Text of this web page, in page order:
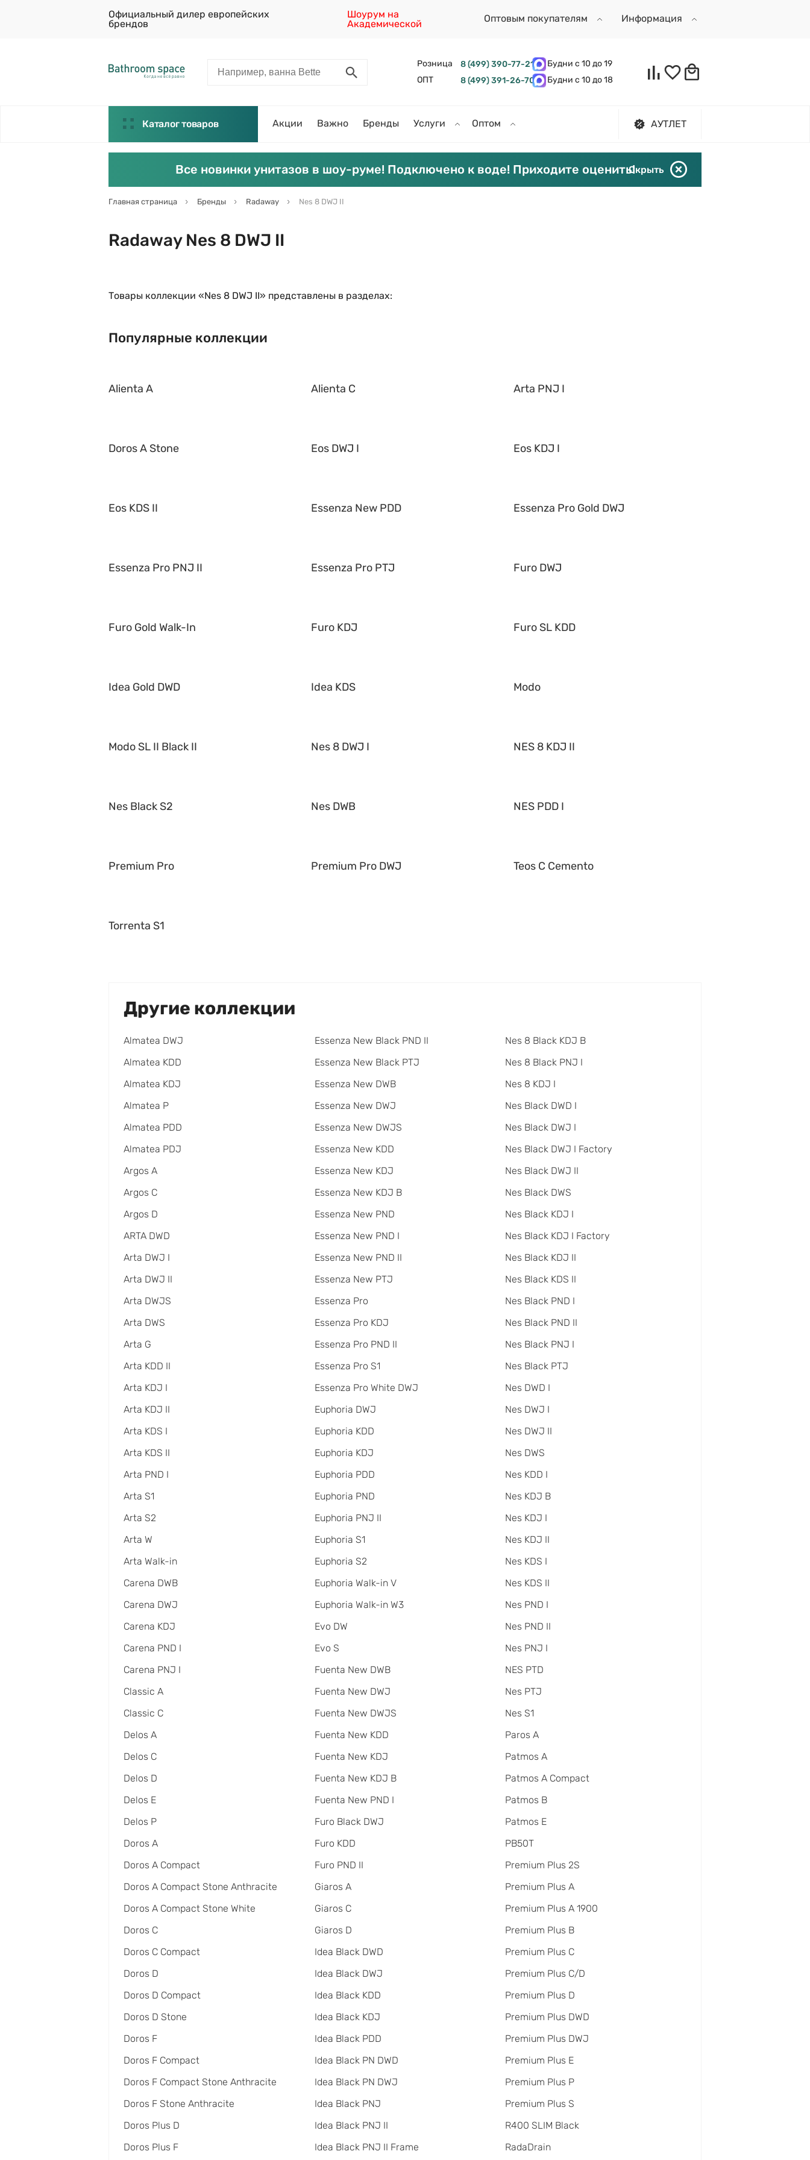
Официальный дилер европейских
брендов
Шоурум на
Академической
Оптовым покупателям Информация
Розница 8 (499) 390-77-21
Будни с 10 до 19
ОПТ
8 (499) 391-26-70 Будни с 10 до 18
Каталог товаров Акции Важно Бренды Услуги Оптом АУТЛЕТ
Все новинки унитазов в шоу-руме! Подключено к воде! Приходите оценить!Скрыть
Главная страница Бренды Radaway Nes 8 DWJ II
Radaway Nes 8 DWJ II
Товары коллекции «Nes 8 DWJ II» представлены в разделах:
Популярные коллекции
Alienta A Alienta C Arta PNJ I
Doros A Stone Eos DWJ I Eos KDJ I
Eos KDS II Essenza New PDD Essenza Pro Gold DWJ
Essenza Pro PNJ II Essenza Pro PTJ Furo DWJ
Furo Gold Walk-In Furo KDJ Furo SL KDD
Idea Gold DWD Idea KDS Modo
Modo SL II Black II Nes 8 DWJ I NES 8 KDJ II
Nes Black S2 Nes DWB NES PDD I
Premium Pro Premium Pro DWJ Teos C Cemento
Torrenta S1
Другие коллекции
Almatea DWJ
Almatea KDD
Almatea KDJ
Almatea P
Almatea PDD
Almatea PDJ
Argos A
Argos C
Argos D
ARTA DWD
Arta DWJ I
Arta DWJ II
Arta DWJS
Arta DWS
Arta G
Arta KDD II
Arta KDJ I
Arta KDJ II
Arta KDS I
Arta KDS II
Arta PND I
Arta S1
Arta S2
Arta W
Arta Walk-in
Carena DWB
Carena DWJ
Carena KDJ
Carena PND I
Carena PNJ I
Classic A
Classic C
Delos A
Delos C
Delos D
Delos E
Delos P
Doros A
Doros A Compact
Doros A Compact Stone Anthracite
Doros A Compact Stone White
Doros C
Doros C Compact
Doros D
Doros D Compact
Doros D Stone
Doros F
Doros F Compact
Doros F Compact Stone Anthracite
Doros F Stone Anthracite
Doros Plus D
Doros Plus F
Essenza New Black PND II
Essenza New Black PTJ
Essenza New DWB
Essenza New DWJ
Essenza New DWJS
Essenza New KDD
Essenza New KDJ
Essenza New KDJ B
Essenza New PND
Essenza New PND I
Essenza New PND II
Essenza New PTJ
Essenza Pro
Essenza Pro KDJ
Essenza Pro PND II
Essenza Pro S1
Essenza Pro White DWJ
Euphoria DWJ
Euphoria KDD
Euphoria KDJ
Euphoria PDD
Euphoria PND
Euphoria PNJ II
Euphoria S1
Euphoria S2
Euphoria Walk-in V
Euphoria Walk-in W3
Evo DW
Evo S
Fuenta New DWB
Fuenta New DWJ
Fuenta New DWJS
Fuenta New KDD
Fuenta New KDJ
Fuenta New KDJ B
Fuenta New PND I
Furo Black DWJ
Furo KDD
Furo PND II
Giaros A
Giaros C
Giaros D
Idea Black DWD
Idea Black DWJ
Idea Black KDD
Idea Black KDJ
Idea Black PDD
Idea Black PN DWD
Idea Black PN DWJ
Idea Black PNJ
Idea Black PNJ II
Idea Black PNJ II Frame
Nes 8 Black KDJ B
Nes 8 Black PNJ I
Nes 8 KDJ I
Nes Black DWD I
Nes Black DWJ I
Nes Black DWJ I Factory
Nes Black DWJ II
Nes Black DWS
Nes Black KDJ I
Nes Black KDJ I Factory
Nes Black KDJ II
Nes Black KDS II
Nes Black PND I
Nes Black PND II
Nes Black PNJ I
Nes Black PTJ
Nes DWD I
Nes DWJ I
Nes DWJ II
Nes DWS
Nes KDD I
Nes KDJ B
Nes KDJ I
Nes KDJ II
Nes KDS I
Nes KDS II
Nes PND I
Nes PND II
Nes PNJ I
NES PTD
Nes PTJ
Nes S1
Paros A
Patmos A
Patmos A Compact
Patmos B
Patmos E
PB50T
Premium Plus 2S
Premium Plus A
Premium Plus A 1900
Premium Plus B
Premium Plus C
Premium Plus C/D
Premium Plus D
Premium Plus DWD
Premium Plus DWJ
Premium Plus E
Premium Plus P
Premium Plus S
R400 SLIM Black
RadаDrain